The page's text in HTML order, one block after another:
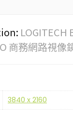
LOGITECH
商務網路視像
3840 x 2160